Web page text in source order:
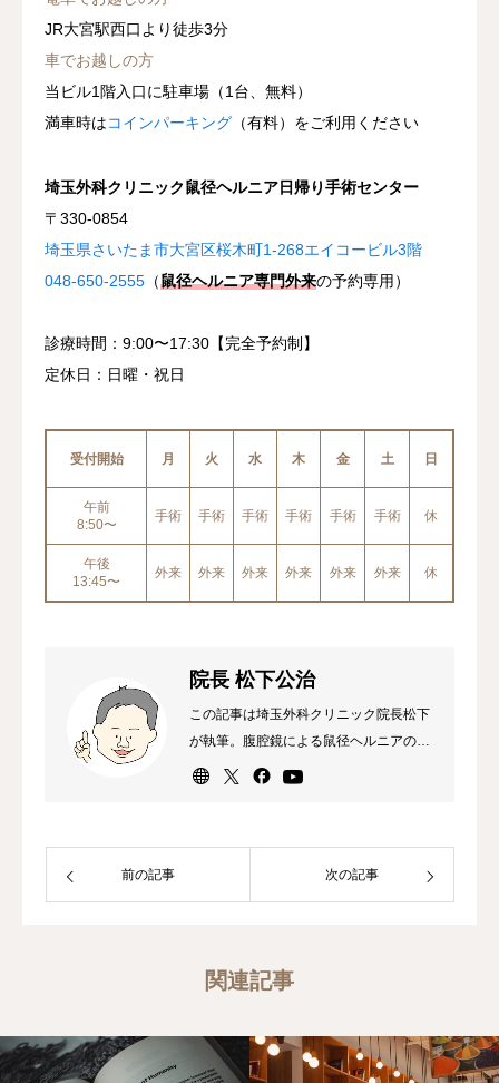
JR大宮駅西口より徒歩3分
車でお越しの方
当ビル1階入口に駐車場（1台、無料）
満車時はコインパーキング （有料）をご利用ください
埼玉外科クリニック鼠径ヘルニア日帰り手術センター
〒330-0854
埼玉県さいたま市大宮区桜木町1-268エイコービル3階
048-650-2555 （鼠径ヘルニア専門外来の予約専用）
診療時間：9:00〜17:30【完全予約制】
定休日：日曜・祝日
受付開始 月 火 水 木 金 土 日
午前
8:50〜
手術 手術 手術 手術 手術 手術 休
午後
13:45〜
外来 外来 外来 外来 外来 外来 休
院長 松下公治
この記事は埼玉外科クリニック院長松下
が執筆。腹腔鏡による鼠径ヘルニアの日
帰り手術が専門。外科専門医、消化器外
前の記事 次の記事
関連記事